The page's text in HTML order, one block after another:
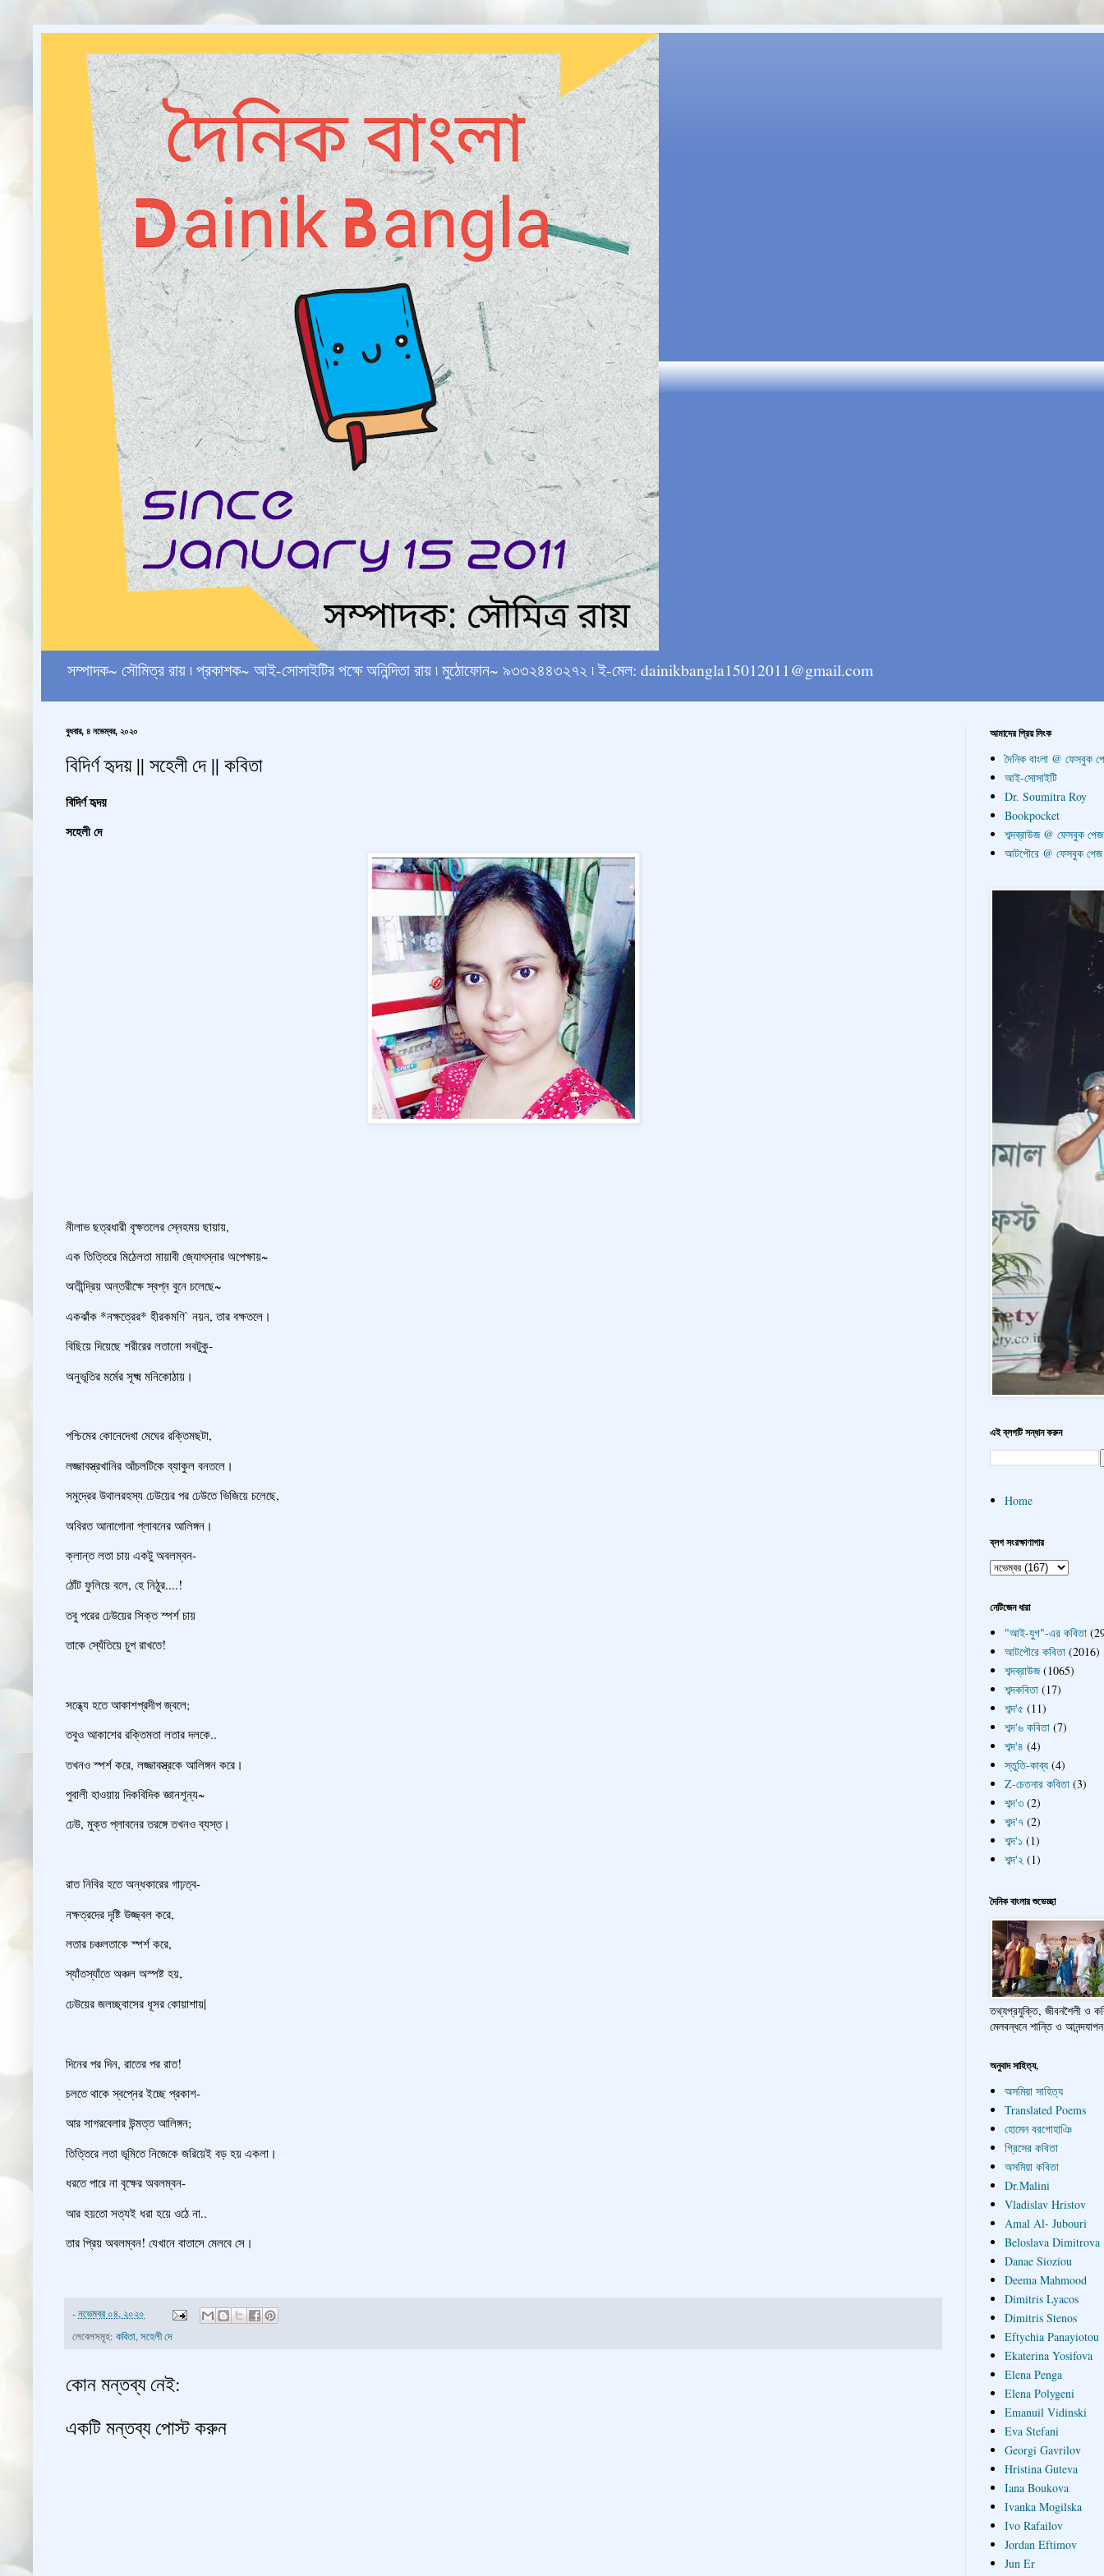
সম্পাদক~ সৌমিত্র রায় ৷ প্রকাশক~ আই-সোসাইটির পক্ষে অনিন্দিতা রায় ৷ মুঠোফোন~ ৯৩৩২৪৪৩২৭২ ৷ ই-মেল: dainikbangla15012011@gmail.com
বুধবার, ৪ নভেম্বর, ২০২০
বিদির্ণ হৃদয় || সহেলী দে || কবিতা
বিদির্ণ হৃদয়
সহেলী দে
নীলাভ ছত্রধারী বৃক্ষতলের স্নেহময় ছায়ায়,
এক তিত্তিরে মিঠেলতা মায়াবী জ্যোৎস্নার অপেক্ষায়~
অতীন্দ্রিয় অন্তরীক্ষে স্বপ্ন বুনে চলেছে~
একঝাঁক *নক্ষত্রের* হীরকমণি` নয়ন, তার বক্ষতলে।
বিছিয়ে দিয়েছে শরীরের লতানো সবটুকু-
অনুভূতির মর্মের সূক্ষ্ম মনিকোঠায়।
পশ্চিমের কোনেদেখা মেঘের রক্তিমছটা,
লজ্জাবস্ত্রখানির আঁচলটিকে ব্যাকুল বনতলে।
সমুদ্রের উথালরহস্য ঢেউয়ের পর ঢেউতে ভিজিয়ে চলেছে,
অবিরত আনাগোনা প্লাবনের আলিঙ্গন।
ক্লান্ত লতা চায় একটু অবলম্বন-
ঠোঁট ফুলিয়ে বলে, হে নিঠুর....!
তবু পরের ঢেউয়ের সিক্ত স্পর্শ চায়
তাকে স্যেঁতিয়ে চুপ রাখতে!
সন্ধ্যে হতে আকাশপ্রদীপ জ্বলে;
তবুও আকাশের রক্তিমতা লতার দলকে..
তখনও স্পর্শ করে, লজ্জাবস্ত্রকে আলিঙ্গন করে।
পুবালী হাওয়ায় দিকবিদিক জ্ঞানশূন্য~
ঢেউ, মুক্ত প্লাবনের তরঙ্গে তখনও ব্যস্ত।
রাত নিবির হতে অন্ধকারের গাঢ়ত্ব-
নক্ষত্রদের দৃষ্টি উজ্জ্বল করে,
লতার চঞ্চলতাকে স্পর্শ করে,
স্যাঁতস্যাঁতে অঞ্চল অস্পষ্ট হয়,
ঢেউয়ের জলচ্ছ্বাসের ধূসর কোয়াশায়|
দিনের পর দিন, রাতের পর রাত!
চলতে থাকে স্বপ্নের ইচ্ছে প্রকাশ-
আর সাগরবেলার উন্মত্ত আলিঙ্গন;
তিত্তিরে লতা ভূমিতে নিজেকে জরিয়েই বড় হয় একলা।
ধরতে পারে না বৃক্ষের অবলম্বন-
আর হয়তো সত্যই ধরা হয়ে ওঠে না..
তার প্রিয় অবলম্বন! যেখানে বাতাসে মেলবে সে।
-নভেম্বর ০৪, ২০২০
লেবেলসমূহ: কবিতা,সহেলী দে
কোন মন্তব্য নেই:
একটি মন্তব্য পোস্ট করুন
আমাদের প্রিয় লিংক
দৈনিক বাংলা @ ফেসবুক
আই-সোসাইটি
Dr. Soumitra Roy
Bookpocket
শব্দব্রাউজ @ ফেসবুক পেজ
আটপৌরে @ ফেসবুক পেজ
এই ব্লগটি সন্ধান করুন
Home
ব্লগ সংরক্ষাণাগার
নেটিজেন ধারা
"আই-যুগ"-এর কবিতা
আটপৌরে কবিতা (2016)
শব্দব্রাউজ (1065)
শব্দকবিতা (17)
শব্দ'৫ (11)
শব্দ'৬ কবিতা (7)
শব্দ'৪ (4)
স্তুতি-কাব্য (4)
Z-চেতনার কবিতা (3)
শব্দ'৩ (2)
শব্দ'৭ (2)
শব্দ'১ (1)
শব্দ'২ (1)
দৈনিক বাংলার শুভেচ্ছা
তথ্যপ্রযুক্তি, জীবনশৈলী ও
মেলবন্ধনে শান্তি ও আনন্দযাপন
অনুবাদ সাহিত্য,
অসমিয়া সাহিত্য
Translated Poems
হোমেন বরগোহাঞি
গ্রিসের কবিতা
অসমিয়া কবিতা
Dr.Malini
Vladislav Hristov
Amal Al- Jubouri
Beloslava Dimitrova
Danae Sioziou
Deema Mahmood
Dimitris Lyacos
Dimitris Stenos
Eftychia Panayiotou
Ekaterina Yosifova
Elena Penga
Elena Polygeni
Emanuil Vidinski
Eva Stefani
Georgi Gavrilov
Hristina Guteva
Iana Boukova
Ivanka Mogilska
Ivo Rafailov
Jordan Eftimov
Jun Er